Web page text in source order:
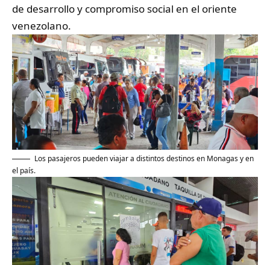
de desarrollo y compromiso social en el oriente
venezolano.
Los pasajeros pueden viajar a distintos destinos en Monagas y en
el país.